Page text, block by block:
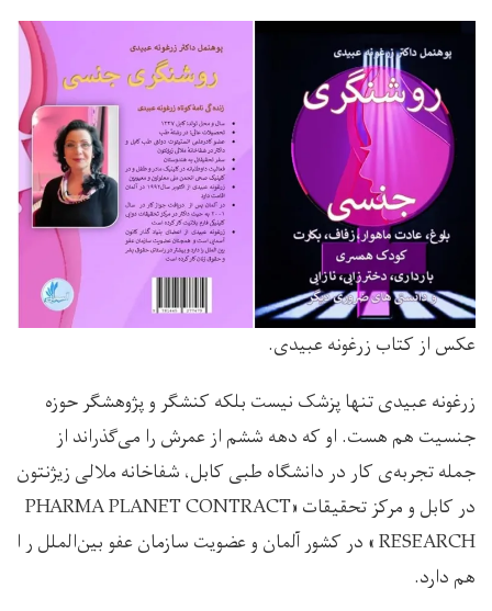
عکس از کتاب زرغونه عبیدی.
زرغونه عبیدی تنها پزشک نیست بلکه کنشگر و پژوهشگر حوزه
جنسیت هم هست. او که دهه ششم از عمرش را می‌گذراند از
جمله تجربه‌ی کار در دانشگاه طبی کابل، شفاخانه ملالی زیژنتون
در کابل و مرکز تحقیقات «PHARMA PLANET CONTRACT
RESEARCH » در کشور آلمان و عضویت سازمان عفو بین‌الملل ر ا
هم دارد.